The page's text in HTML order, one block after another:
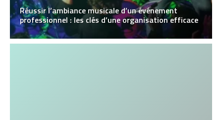
Réussir l’ambiance musicale d’un événement
professionnel : les clés d’une organisation efficace